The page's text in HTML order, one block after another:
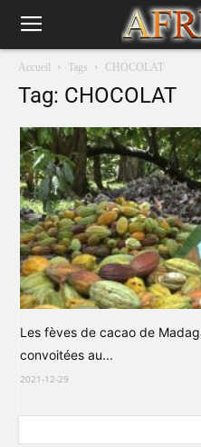
Accueil Tags CHOCOLAT
Tag: CHOCOLAT
Les fèves de cacao de
convoitées au...
2021-12-29